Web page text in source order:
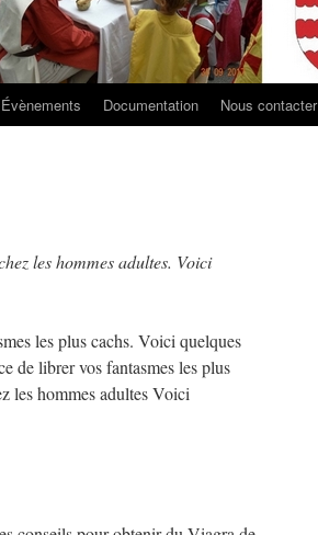
Évènements Documentation Nous contacter
les hommes adultes. Voici
les plus cachs. Voici quelques
de librer vos fantasmes les plus
les hommes adultesVoici